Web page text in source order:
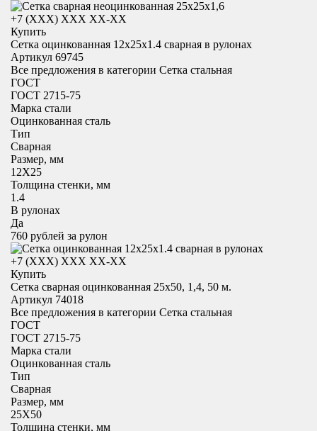
+7 (XXX) ХХХ ХХ-ХХ
Купить
Сетка оцинкованная 12х25х1.4 сварная в рулонах
Артикул 69745
Все предложения в категории Сетка стальная
ГОСТ
ГОСТ 2715-75
Марка стали
Оцинкованная сталь
Тип
Сварная
Размер, мм
12X25
Толщина стенки, мм
1.4
В рулонах
Да
760 рублей за рулон
+7 (XXX) ХХХ ХХ-ХХ
Купить
Сетка сварная оцинкованная 25х50, 1,4, 50 м.
Артикул 74018
Все предложения в категории Сетка стальная
ГОСТ
ГОСТ 2715-75
Марка стали
Оцинкованная сталь
Тип
Сварная
Размер, мм
25X50
Толщина стенки, мм